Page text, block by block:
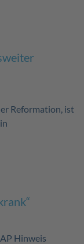
Reformation, ist
Hinweis